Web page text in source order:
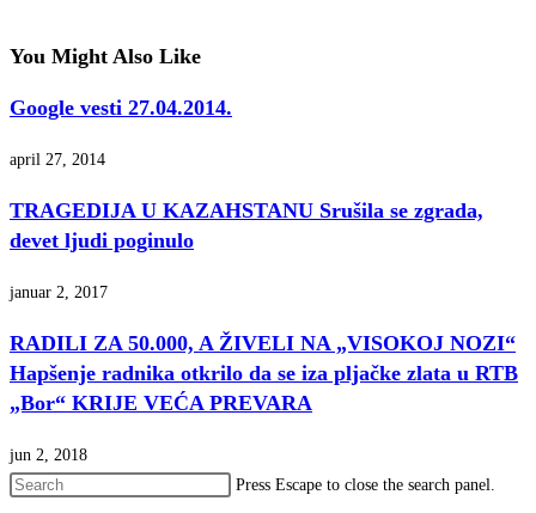
You Might Also Like
Google vesti 27.04.2014.
april 27, 2014
TRAGEDIJA U KAZAHSTANU Srušila se zgrada,
devet ljudi poginulo
januar 2, 2017
RADILI ZA 50.000, A ŽIVELI NA „VISOKOJ NOZI“
Hapšenje radnika otkrilo da se iza pljačke zlata u RTB
„Bor“ KRIJE VEĆA PREVARA
jun 2, 2018
Press Escape to close the search panel.